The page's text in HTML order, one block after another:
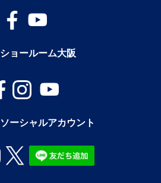
ョールーム大阪
ーシャルアカウント